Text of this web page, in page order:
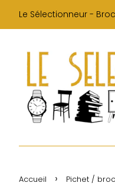
Le Sélectionneur -
Accueil › Pichet /